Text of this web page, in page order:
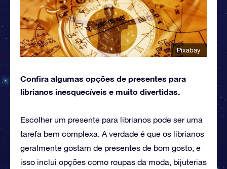
Pixabay
Confira algumas opções de presentes para
librianos inesquecíveis e muito divertidas.
Escolher um presente para librianos pode ser uma
tarefa bem complexa. A verdade é que os librianos
geralmente gostam de presentes de bom gosto, e
isso inclui opções como roupas da moda, bijuterias